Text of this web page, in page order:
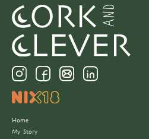
Home
My Story